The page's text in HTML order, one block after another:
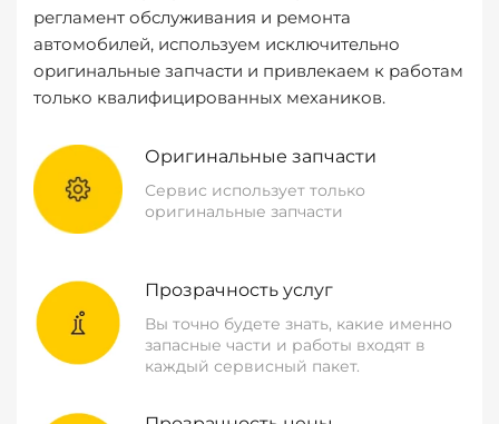
регламент обслуживания и ремонта
автомобилей, используем исключительно
оригинальные запчасти и привлекаем к работам
только квалифицированных механиков.
Оригинальные запчасти
Сервис использует только
оригинальные запчасти
Прозрачность услуг
Вы точно будете знать, какие именно
запасные части и работы входят в
каждый сервисный пакет.